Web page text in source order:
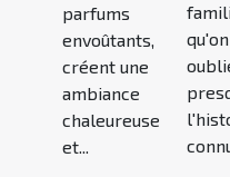
parfums
envoûtants,
créent une
ambiance
chaleureuse
et...